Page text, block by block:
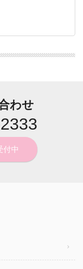
わせ
付中